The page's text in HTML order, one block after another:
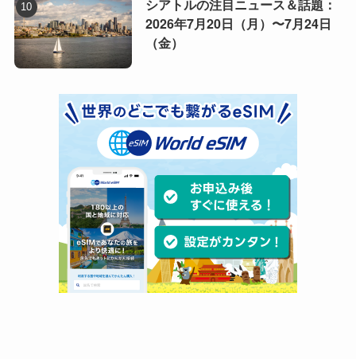
シアトルの注目ニュース＆話題：
2026年7月20日（月）〜7月24日
（金）